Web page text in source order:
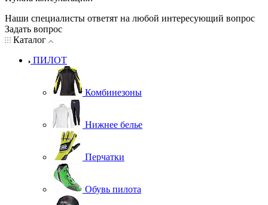
Наши специалисты ответят на любой интересующий вопрос
Задать вопрос
Каталог
ПИЛОТ
Комбинезоны
Нижнее белье
Перчатки
Обувь пилота